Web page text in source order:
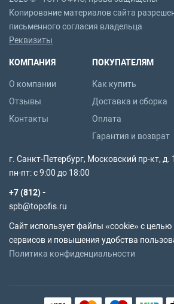
Копирование материалов сайта
письменного согласия владельца
Реквизиты
КОМПАНИЯ
О компании
Отзывы
Контакты
ПОКУПАТЕЛЯМ
Как купить
Доставка и сборка
Оплата
Гарантия и возврат
г. Санкт-Петербург, Московский пр-кт, д.
пн-пт: с 9:00 до 18:00
+7 (812) -
spb@topofis.ru
Сайт использует файлы «cookie» с целью
сервисов и повышения удобства
Политика конфиденциальности